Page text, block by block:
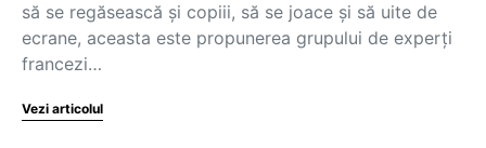
să se regăsească și copiii, să se joace și să uite de
ecrane, aceasta este propunerea grupului de experți
francezi…
Vezi articolul